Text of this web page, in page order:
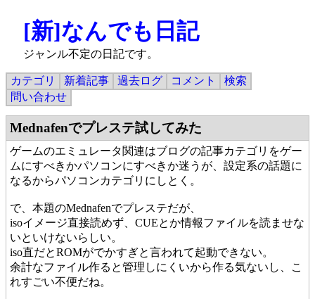
[新]なんでも日記
ジャンル不定の日記です。
カテゴリ 新着記事 過去ログ コメント
検索
問い合わせ
Mednafenでプレステ試してみた
ゲームのエミュレータ関連はブログの記事カテゴリをゲー
ムにすべきかパソコンにすべきか迷うが、設定系の話題に
なるからパソコンカテゴリにしとく。
で、本題のMednafenでプレステだが、
isoイメージ直接読めず、CUEとか情報ファイルを読ませな
いといけないらしい。
iso直だとROMがでかすぎと言われて起動できない。
余計なファイル作ると管理しにくいから作る気ないし、こ
れすごい不便だね。